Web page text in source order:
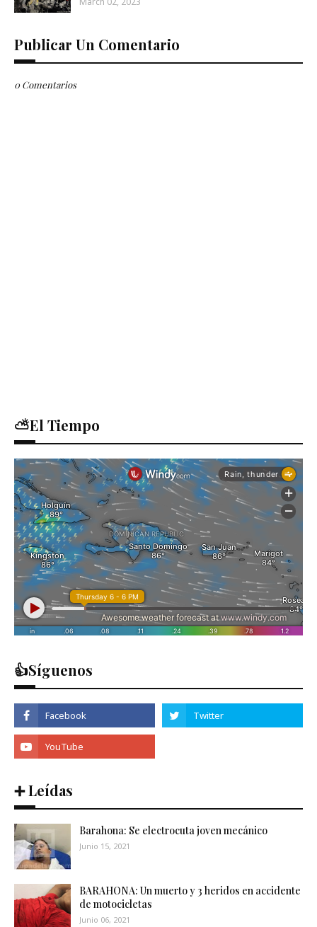
Publicar Un Comentario
0 Comentarios
⛅El Tiempo
👍Síguenos
➕ Leídas
Barahona: Se electrocuta joven mecánico
Junio 15, 2021
BARAHONA: Un muerto y 3 heridos en accidente
de motocicletas
Junio 06, 2021